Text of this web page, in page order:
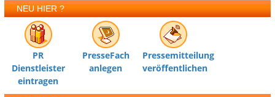
NEU HIER ?
PR
Dienstleister
eintragen
PresseFach
anlegen
Pressemitteilung
veröffentlichen